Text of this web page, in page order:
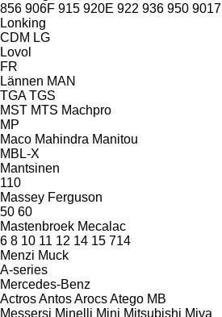
856 906F 915 920E 922 936 950 9017
Lonking
CDM LG
Lovol
FR
Lännen MAN
TGA TGS
MST MTS Machpro
MP
Maco Mahindra Manitou
MBL-X
Mantsinen
110
Massey Ferguson
50 60
Mastenbroek Mecalac
6 8 10 11 12 14 15 714
Menzi Muck
A-series
Mercedes-Benz
ActrosAntosArocsAtego MB
Messersi Minelli Mini Mitsubishi Miva